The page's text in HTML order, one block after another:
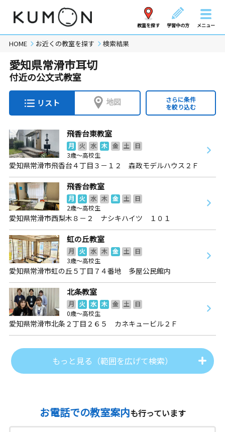
教室を探す 学習中の方 メニュー
HOME お近くの教室を探す 検索結果
愛知県常滑市耳切
付近の公文式教室
リスト 地図
さらに条件
を絞り込む
飛香台東教室
月 火 水 木 金 土
日
3歳～高校生
愛知県常滑市飛香台４丁目３－１２ 森政モデルハウス２Ｆ
飛香台教室
月 火 水 木 金 土
日
2歳～高校生
愛知県常滑市西梨木８－２ ナシキハイツ １０１
虹の丘教室
月 火 水 木 金 土
日
3歳～高校生
愛知県常滑市虹の丘５丁目７４番地 多屋公民館内
北条教室
月 火 水 木 金 土
日
0歳～高校生
愛知県常滑市北条２丁目２６５ カネキュービル２Ｆ
もっと見る（範囲を広げて検索）
お電話での教室案内も行っています